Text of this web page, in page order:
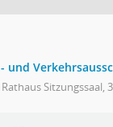
und
Sitzungssaal,